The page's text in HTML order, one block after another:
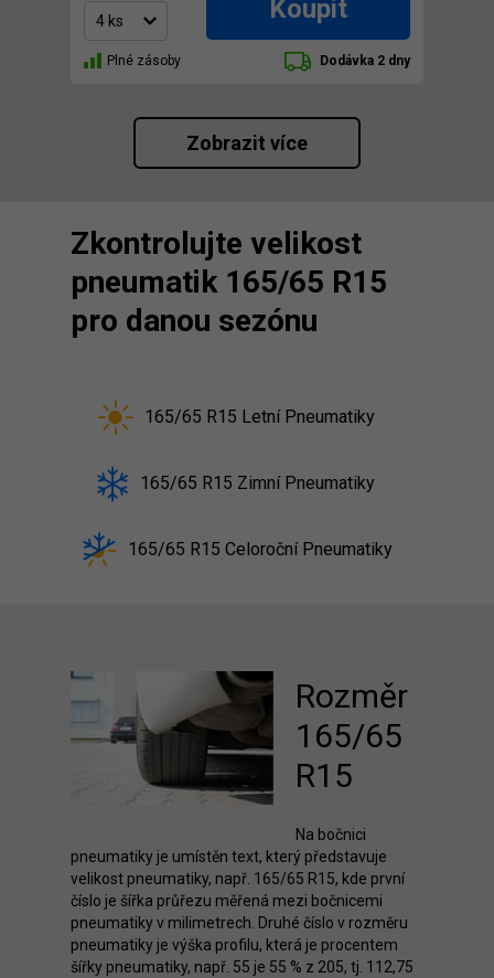
Koupit
Plné zásoby Dodávka 2 dny
Zobrazit více
Zkontrolujte velikost
pneumatik 165/65 R15
pro danou sezónu
165/65 R15 Letní Pneumatiky
165/65 R15 Zimní Pneumatiky
165/65 R15 Celoroční Pneumatiky
Rozměr
165/65
R15
Na bočnici
pneumatiky je umístěn text, který představuje
velikost pneumatiky, např. 165/65 R15, kde první
číslo je šířka průřezu měřená mezi bočnicemi
pneumatiky v milimetrech. Druhé číslo v rozměru
pneumatiky je výška profilu, která je procentem
šířky pneumatiky, např. 55 je 55 % z 205, tj. 112,75